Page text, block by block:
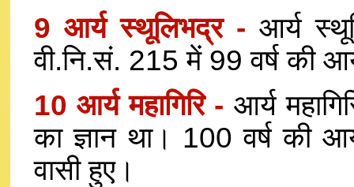
9 आर्य स्थूलिभद्र - आर्य
वी.नि.सं. 215 में 99 वर्ष की
10 आर्य महागिरि - आर्य
का ज्ञान था। 100 वर्ष की
वासी हुए।